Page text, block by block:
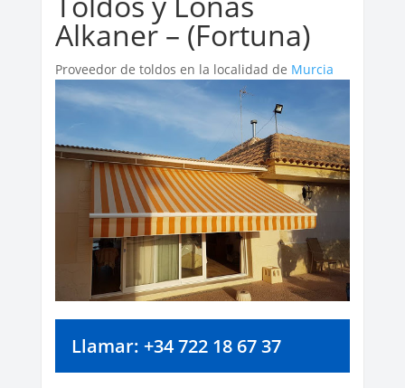
Alkaner – (Fortuna)
Proveedor de toldos en la localidad de Murcia
Llamar: +34 722 18 67 37